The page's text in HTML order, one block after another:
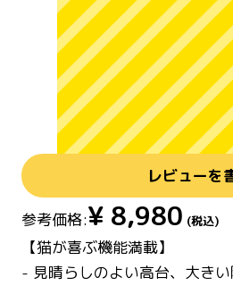
レビューを
参考価格:¥ 8,980 (税込)
【猫が喜ぶ機能満載】
- 見晴らしのよい高台、大き